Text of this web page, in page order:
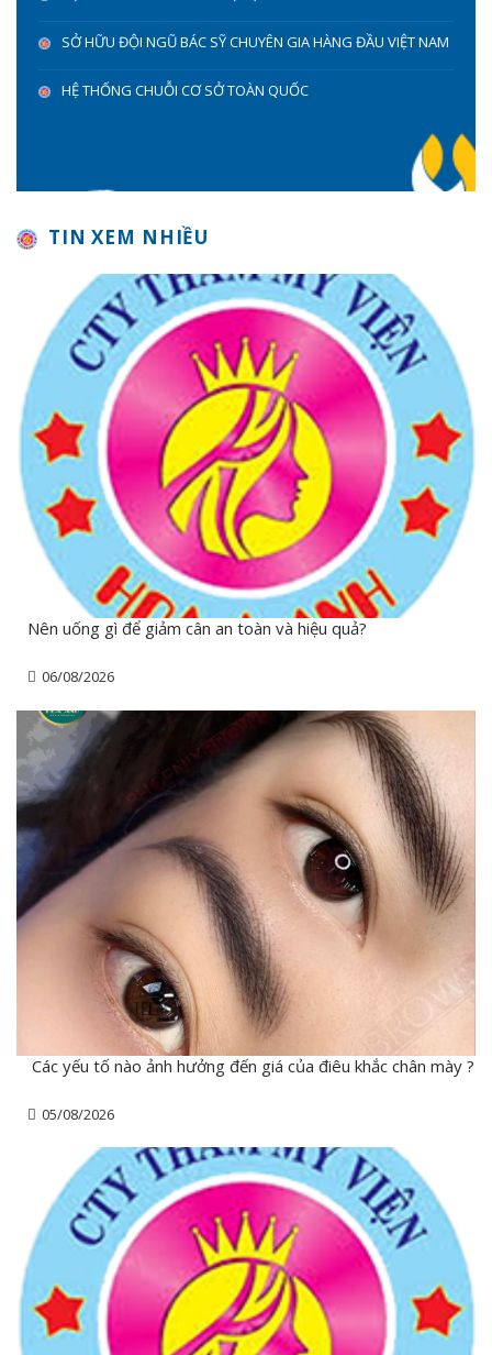
SỞ HỮU ĐỘI NGŨ BÁC SỸ CHUYÊN GIA HÀNG ĐẦU VIỆT NAM
HỆ THỐNG CHUỖI CƠ SỞ TOÀN QUỐC
TIN XEM NHIỀU
Nên uống gì để giảm cân an toàn và hiệu quả?
06/08/2026
Các yếu tố nào ảnh hưởng đến giá của điêu khắc chân mày ?
05/08/2026